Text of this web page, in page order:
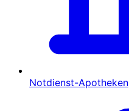
Notdienst-Apotheken